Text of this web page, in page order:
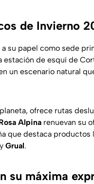
de Invierno
su papel como sede
estación de esquí de
un escenario natural
ofrece rutas
Alpina renuevan su
que destaca productos
y Grual.
su máxima